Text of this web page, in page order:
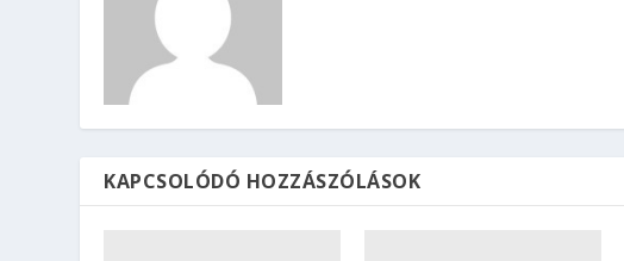
KAPCSOLÓDÓ HOZZÁSZÓLÁSOK